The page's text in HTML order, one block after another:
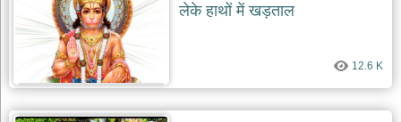
लेके हाथों में खड़ताल
12.6 K